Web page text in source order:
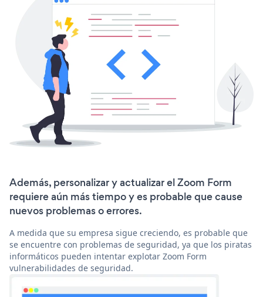
Además, personalizar y actualizar el Zoom Form
requiere aún más tiempo y es probable que cause
nuevos problemas o errores.
A medida que su empresa sigue creciendo, es probable que
se encuentre con problemas de seguridad, ya que los piratas
informáticos pueden intentar explotar Zoom Form
vulnerabilidades de seguridad.